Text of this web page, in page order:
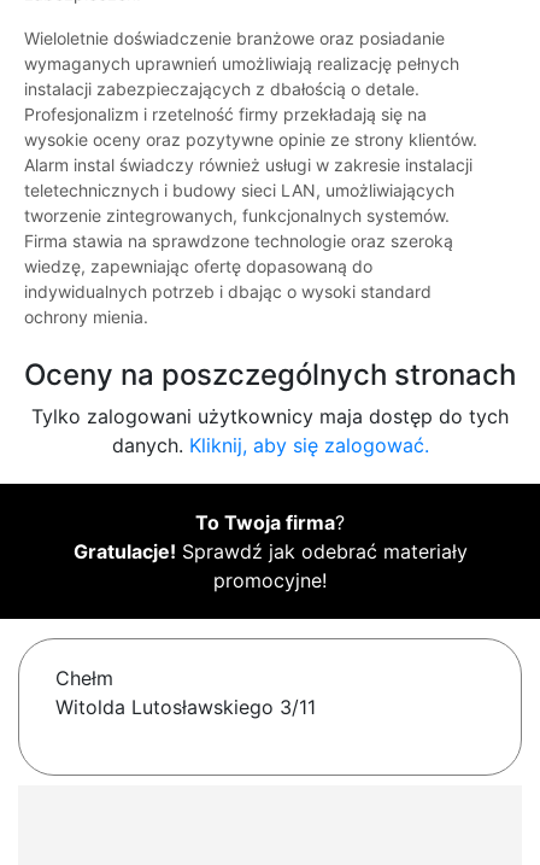
Wieloletnie doświadczenie branżowe oraz posiadanie
wymaganych uprawnień umożliwiają realizację pełnych
instalacji zabezpieczających z dbałością o detale.
Profesjonalizm i rzetelność firmy przekładają się na
wysokie oceny oraz pozytywne opinie ze strony klientów.
Alarm instal świadczy również usługi w zakresie instalacji
teletechnicznych i budowy sieci LAN, umożliwiających
tworzenie zintegrowanych, funkcjonalnych systemów.
Firma stawia na sprawdzone technologie oraz szeroką
wiedzę, zapewniając ofertę dopasowaną do
indywidualnych potrzeb i dbając o wysoki standard
ochrony mienia.
Oceny na poszczególnych stronach
Tylko zalogowani użytkownicy maja dostęp do tych
danych. Kliknij, aby się zalogować.
To Twoja firma?
Gratulacje! Sprawdź jak odebrać materiały
promocyjne!
Chełm
Witolda Lutosławskiego 3/11